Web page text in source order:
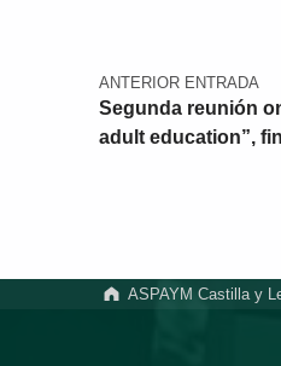
ANTERIOR ENTRADA
Segunda reunión
adult education”,
ASPAYM Castilla y